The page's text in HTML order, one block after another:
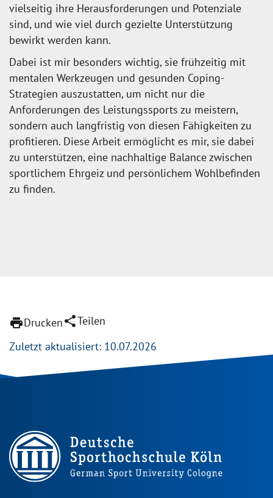
vielseitig ihre Herausforderungen und Potenziale
sind, und wie viel durch gezielte Unterstützung
bewirkt werden kann.
Dabei ist mir besonders wichtig, sie frühzeitig mit
mentalen Werkzeugen und gesunden Coping-
Strategien auszustatten, um nicht nur die
Anforderungen des Leistungssports zu meistern,
sondern auch langfristig von diesen Fähigkeiten zu
profitieren. Diese Arbeit ermöglicht es mir, sie dabei
zu unterstützen, eine nachhaltige Balance zwischen
sportlichem Ehrgeiz und persönlichem Wohlbefinden
zu finden.
printDruckenshareTeilen
Zuletzt aktualisiert: 10.07.2026